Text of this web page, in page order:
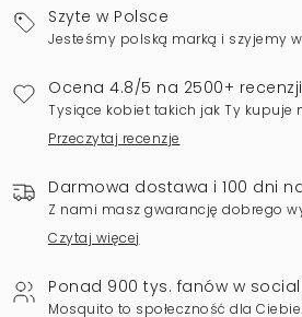
Szyte w Polsce
Jesteśmy polską marką i szyjemy
Ocena 4.8/5 na 2500+ recenzji
Tysiące kobiet takich jak Ty kupuje
Przeczytaj recenzje
Darmowa dostawa i 100 dni
Z nami masz gwarancję dobrego
Czytaj więcej
Ponad 900 tys. fanów w
Mosquito to społeczność dla Ciebie.